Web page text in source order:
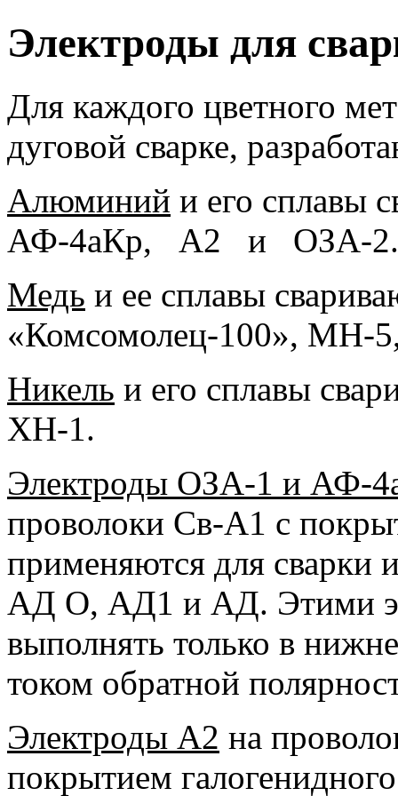
Электроды для
Для каждого цветного
дуговой сварке,
Алюминий и его сплавы
АФ-4аКр, А2 и ОЗА-
Медь и ее сплавы
«Комсомолец-100»,
Никель и его сплавы
ХН-1.
Электроды ОЗА-1 и АФ-
проволоки Св-А1 с
применяются для сварки
АД О, АД1 и АД. Этими
выполнять только в
током обратной
Электроды А2 на
покрытием